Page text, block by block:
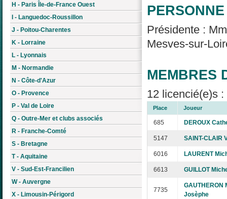
H - Paris Île-de-France Ouest
I - Languedoc-Roussillon
J - Poitou-Charentes
K - Lorraine
L - Lyonnais
M - Normandie
N - Côte-d'Azur
O - Provence
P - Val de Loire
Q - Outre-Mer et clubs associés
R - Franche-Comté
S - Bretagne
T - Aquitaine
V - Sud-Est-Francilien
W - Auvergne
X - Limousin-Périgord
Présidente :
Mesves-sur-
MEMBRES
12 licencié(e)s
Place Joueur
685 DEROUX
5147 SAINT-CLAIR
6016 LAURENT
6613 GUILLOT
7735
GAUTHERON
Josèphe